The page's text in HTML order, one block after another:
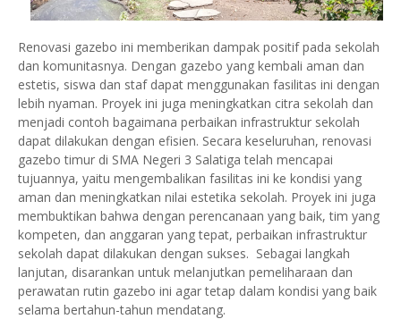
Renovasi gazebo ini memberikan dampak positif pada sekolah
dan komunitasnya. Dengan gazebo yang kembali aman dan
estetis, siswa dan staf dapat menggunakan fasilitas ini dengan
lebih nyaman. Proyek ini juga meningkatkan citra sekolah dan
menjadi contoh bagaimana perbaikan infrastruktur sekolah
dapat dilakukan dengan efisien. Secara keseluruhan, renovasi
gazebo timur di SMA Negeri 3 Salatiga telah mencapai
tujuannya, yaitu mengembalikan fasilitas ini ke kondisi yang
aman dan meningkatkan nilai estetika sekolah. Proyek ini juga
membuktikan bahwa dengan perencanaan yang baik, tim yang
kompeten, dan anggaran yang tepat, perbaikan infrastruktur
sekolah dapat dilakukan dengan sukses. Sebagai langkah
lanjutan, disarankan untuk melanjutkan pemeliharaan dan
perawatan rutin gazebo ini agar tetap dalam kondisi yang baik
selama bertahun-tahun mendatang.